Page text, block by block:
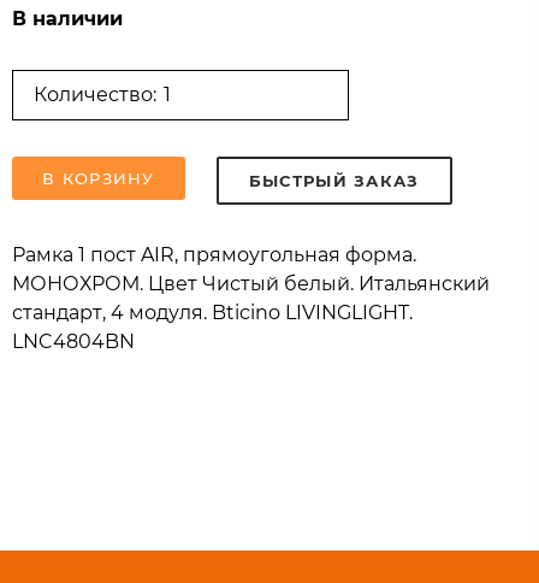
В наличии
Количество:
В КОРЗИНУ БЫСТРЫЙ ЗАКАЗ
Рамка 1 пост AIR, прямоугольная форма.
МОНОХРОМ. Цвет Чистый белый. Итальянский
стандарт, 4 модуля. Bticino LIVINGLIGHT.
LNC4804BN